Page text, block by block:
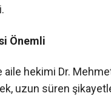
Önemli
aile hekimi Dr.
uzun süren